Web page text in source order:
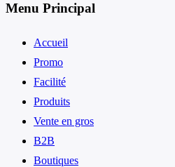
Menu Principal
Accueil
Promo
Facilité
Produits
Vente en gros
B2B
Boutiques